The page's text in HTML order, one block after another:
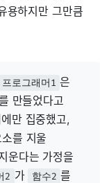
용하지만 그만큼
프로그래머1 은
만들었다고
만 집중했고,
를 지울
운다는 가정을
2 가 함수2 를